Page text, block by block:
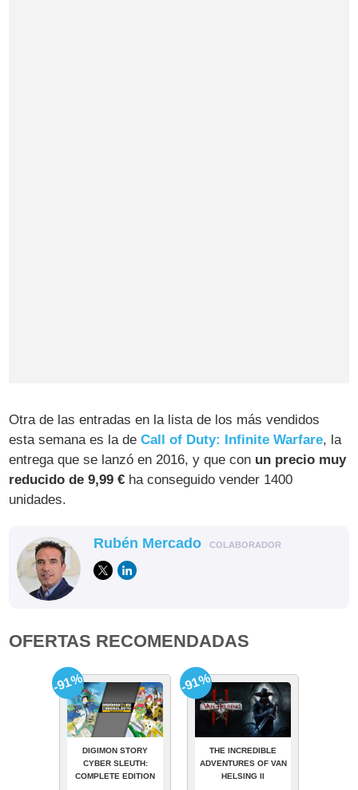
Otra de las entradas en la lista de los más vendidos
esta semana es la deCall of Duty: Infinite Warfare, la
entrega que se lanzó en 2016, y que con un precio muy
reducido de 9,99 € ha conseguido vender 1400
unidades.
Rubén Mercado COLABORADOR
OFERTAS RECOMENDADAS
DIGIMON STORY
CYBER SLEUTH:
COMPLETE EDITION
-91%
THE INCREDIBLE
ADVENTURES OF VAN
HELSING II
-91%